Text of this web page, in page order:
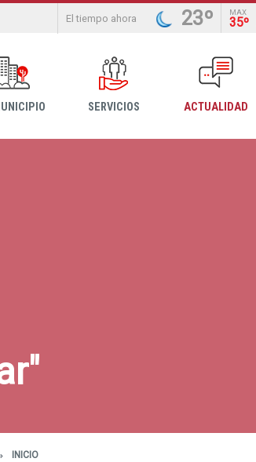
El tiempo ahora 23º MAX
35º
SERVICIOS ACTUALIDAD
INICIO